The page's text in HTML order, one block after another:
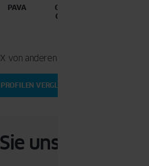
PAVA
GRANDE
CLASSIC
von anderen OKNOPLAST-Fenstern?
VERGLEICHEN
uns